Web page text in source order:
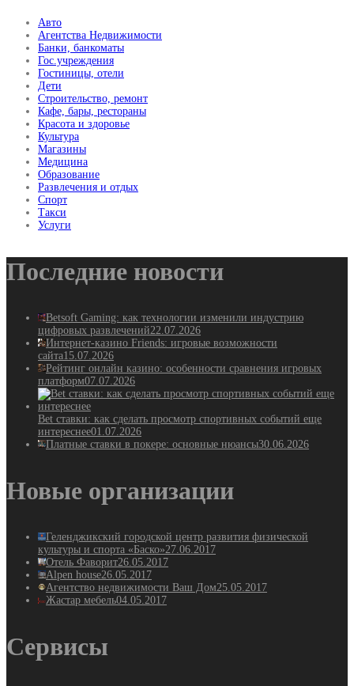
Авто
Агентства Недвижимости
Банки, банкоматы
Гос.учреждения
Гостиницы, отели
Дети
Строительство, ремонт
Кафе, бары, рестораны
Красота и здоровье
Культура
Магазины
Медицина
Образование
Развлечения и отдых
Спорт
Такси
Услуги
Последние новости
Betsoft Gaming: как технологии изменили индустрию
цифровых развлечений22.07.2026
Интернет-казино Friends: игровые возможности
сайта15.07.2026
Рейтинг онлайн казино: особенности сравнения игровых
платформ07.07.2026
Bet ставки: как сделать просмотр спортивных событий еще
интереснее01.07.2026
Платные ставки в покере: основные нюансы30.06.2026
Новые организации
Геленджикский городской центр развития физической
культуры и спорта «Баско»27.06.2017
Отель Фаворит26.05.2017
Alpen house26.05.2017
Агентство недвижимости Ваш Дом25.05.2017
Жастар мебель04.05.2017
Сервисы